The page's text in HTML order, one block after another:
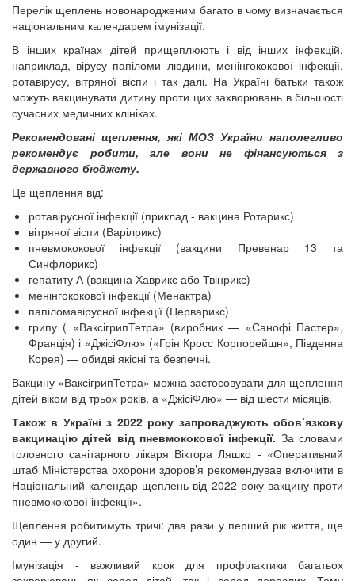
Перелік щеплень новонародженим багато в чому визначається
національним календарем імунізації.
В інших країнах дітей прищеплюють і від інших інфекцій:
наприклад, вірусу папіломи людини, менінгококової інфекції,
ротавірусу, вітряної віспи і так далі. На Україні батьки також
можуть вакцинувати дитину проти цих захворювань в більшості
сучасних медичних клініках.
Рекомендовані щеплення, які МОЗ України наполегливо
рекомендує робити, але вони не фінансуються з
державного бюджету.
Це щеплення від:
ротавірусної інфекції (приклад - вакцина Ротарикс)
вітряної віспи (Варілрикс)
пневмококової інфекції (вакцини Превенар 13 та
Синфлорикс)
гепатиту А (вакцина Хаврикс або Твінрикс)
менінгококової інфекції (Менактра)
папіломавірусної інфекції (Церварикс)
грипу ( «ВаксігрипТетра» (виробник — «Санофі Пастер»,
Франція) і «ДжісіФлю» («Грін Кросс Корпорейшн», Південна
Корея) — обидві якісні та безпечні.
Вакцину «ВаксігрипТетра» можна застосовувати для щеплення
дітей віком від трьох років, а «ДжісіФлю» — від шести місяців.
Також в Україні з 2022 року запроваджують обов’язкову
вакцинацію дітей від пневмококової інфекції. За словами
головного санітарного лікаря Віктора Ляшко - «Оперативний
штаб Міністерства охорони здоров’я рекомендував включити в
Національний календар щеплень від 2022 року вакцину проти
пневмококової інфекції».
Щеплення робитимуть тричі: два рази у перший рік життя, ще
один — у другий.
Імунізація - важливий крок для профілактики багатьох